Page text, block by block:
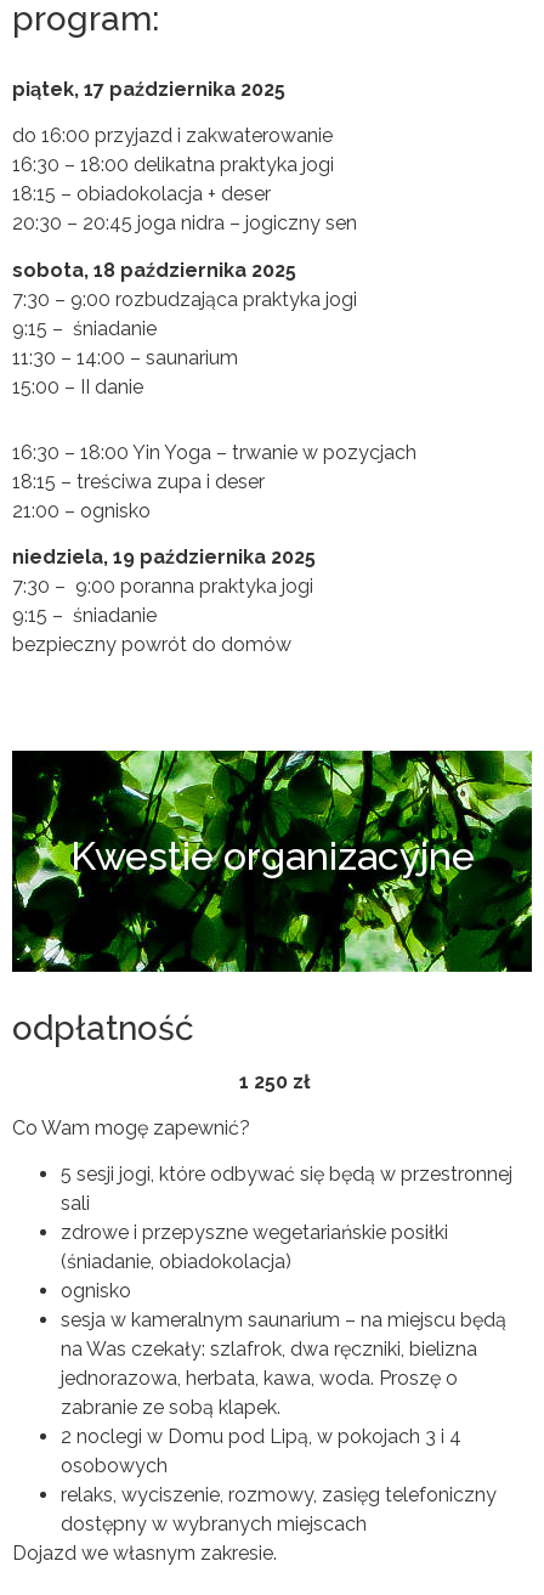
program:
piątek, 17 października 2025
do 16:00 przyjazd i zakwaterowanie
16:30 – 18:00 delikatna praktyka jogi
18:15 – obiadokolacja + deser
20:30 – 20:45 joga nidra – jogiczny sen
sobota, 18 października 2025
7:30 – 9:00 rozbudzająca praktyka jogi
9:15 – śniadanie
11:30 – 14:00 – saunarium
15:00 – II danie
16:30 – 18:00 Yin Yoga – trwanie w pozycjach
18:15 – treściwa zupa i deser
21:00 – ognisko
niedziela, 19 października 2025
7:30 – 9:00 poranna praktyka jogi
9:15 – śniadanie
bezpieczny powrót do domów
Kwestie organizacyjne
odpłatność
1 250 zł
Co Wam mogę zapewnić?
5 sesji jogi, które odbywać się będą w przestronnej
sali
zdrowe i przepyszne wegetariańskie posiłki
(śniadanie, obiadokolacja)
ognisko
sesja w kameralnym saunarium – na miejscu będą
na Was czekały: szlafrok, dwa ręczniki, bielizna
jednorazowa, herbata, kawa, woda. Proszę o
zabranie ze sobą klapek.
2 noclegi w Domu pod Lipą, w pokojach 3 i 4
osobowych
relaks, wyciszenie, rozmowy, zasięg telefoniczny
dostępny w wybranych miejscach
Dojazd we własnym zakresie.